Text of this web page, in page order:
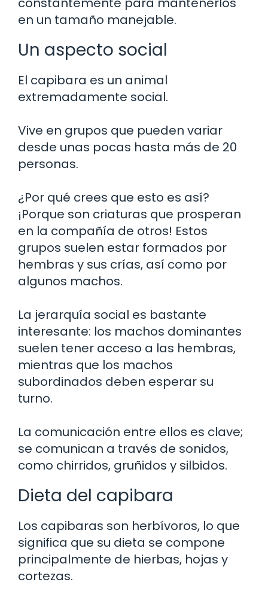
en un tamaño manejable.
Un aspecto social
El capibara es un animal
extremadamente social.
Vive en grupos que pueden variar
desde unas pocas hasta más de 20
personas.
¿Por qué crees que esto es así?
¡Porque son criaturas que prosperan
en la compañía de otros! Estos
grupos suelen estar formados por
hembras y sus crías, así como por
algunos machos.
La jerarquía social es bastante
interesante: los machos dominantes
suelen tener acceso a las hembras,
mientras que los machos
subordinados deben esperar su
turno.
La comunicación entre ellos es clave;
se comunican a través de sonidos,
como chirridos, gruñidos y silbidos.
Dieta del capibara
Los capibaras son herbívoros, lo que
significa que su dieta se compone
principalmente de hierbas, hojas y
cortezas.